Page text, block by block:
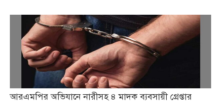
আরএমপির অভিযানে নারীসহ ৪ মাদক ব্যবসায়ী গ্রেপ্তার